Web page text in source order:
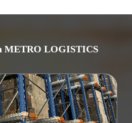
METRO LOGISTICS